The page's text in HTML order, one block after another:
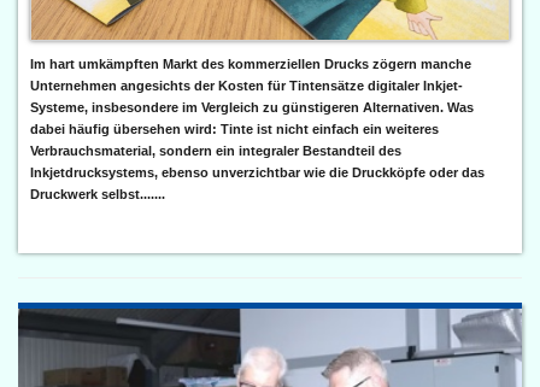
Im hart umkämpften Markt des kommerziellen Drucks zögern manche
Unternehmen angesichts der Kosten für Tintensätze digitaler Inkjet-
Systeme, insbesondere im Vergleich zu günstigeren Alternativen. Was
dabei häufig übersehen wird: Tinte ist nicht einfach ein weiteres
Verbrauchsmaterial, sondern ein integraler Bestandteil des
Inkjetdrucksystems, ebenso unverzichtbar wie die Druckköpfe oder das
Druckwerk selbst.......